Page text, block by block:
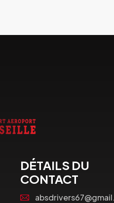
DÉTAILS DU
CONTACT